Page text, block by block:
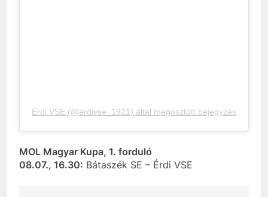
Érdi VSE (@erdivse_1921) által megosztott bejegyzés
MOL Magyar Kupa, 1. forduló
08.07., 16.30: Bátaszék SE – Érdi VSE